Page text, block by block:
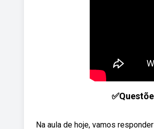
Na aula de hoje, vamos